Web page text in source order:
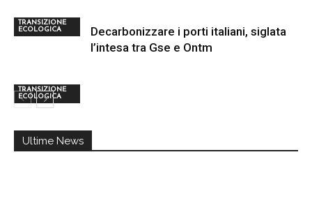
TRANSIZIONE
ECOLOGICA
TRANSIZIONE
ECOLOGICA
Decarbonizzare i porti italiani, siglata
l’intesa tra Gse e Ontm
Ultime News